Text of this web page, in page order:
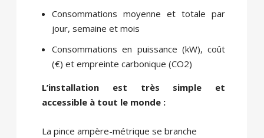
Consommations moyenne et totale par
jour, semaine et mois
Consommations en puissance (kW), coût
(€) et empreinte carbonique (CO2)
L’installation est très simple et
accessible à tout le monde :
La pince ampère-métrique se branche